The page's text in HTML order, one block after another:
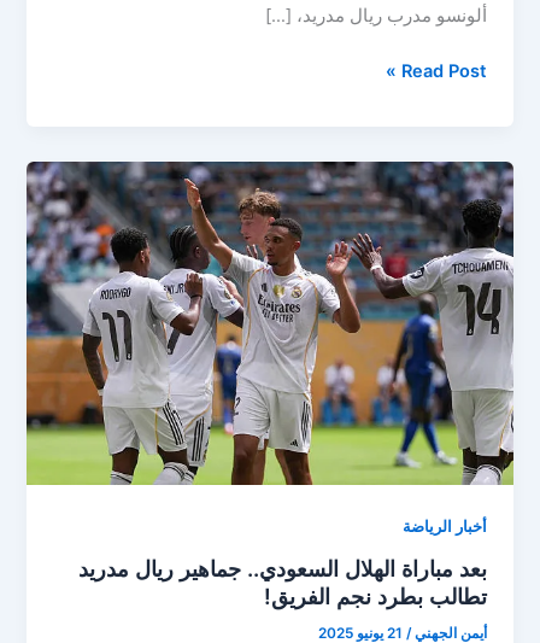
ألونسو مدرب ريال مدريد، […]
يورغن
رسالة
تحذيرية
لتشابي
ألونسو
و
ريال
مدريد
بسبب
كأس
العالم
للأندية
Read Post »
أخبار الرياضة
بعد مباراة الهلال السعودي.. جماهير ريال مدريد
تطالب بطرد نجم الفريق!
أيمن الجهني/ 21 يونيو 2025